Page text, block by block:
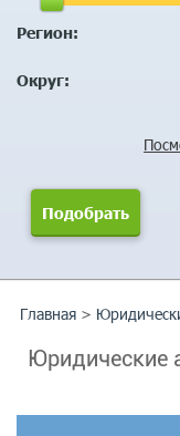
Регион:
Округ:
Главная >
Юридические